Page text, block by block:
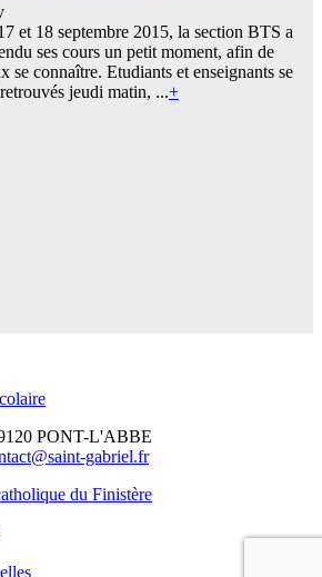
et 18 septembre 2015, la section BTS a
ses cours un petit moment, afin de
se connaître. Etudiants et enseignants se
jeudi matin, ...+
PONT-L'ABBE
gabriel.fr